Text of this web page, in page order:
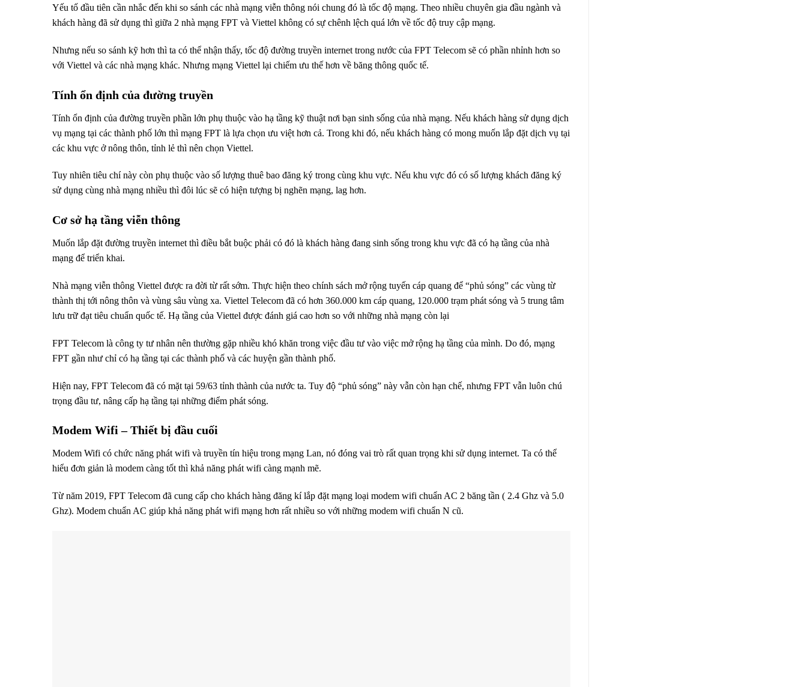
Yếu tố đầu tiên cần nhắc đến khi so sánh các nhà mạng viễn thông nói chung đó là tốc độ mạng. Theo nhiều chuyên gia đầu ngành và
khách hàng đã sử dụng thì giữa 2 nhà mạng FPT và Viettel không có sự chênh lệch quá lớn về tốc độ truy cập mạng.
Nhưng nếu so sánh kỹ hơn thì ta có thể nhận thấy, tốc độ đường truyền internet trong nước của FPT Telecom sẽ có phần nhỉnh hơn so
với Viettel và các nhà mạng khác. Nhưng mạng Viettel lại chiếm ưu thế hơn về băng thông quốc tế.
Tính ổn định của đường truyền
Tính ổn định của đường truyền phần lớn phụ thuộc vào hạ tầng kỹ thuật nơi bạn sinh sống của nhà mạng. Nếu khách hàng sử dụng dịch
vụ mạng tại các thành phố lớn thì mạng FPT là lựa chọn ưu việt hơn cả. Trong khi đó, nếu khách hàng có mong muốn lắp đặt dịch vụ tại
các khu vực ở nông thôn, tỉnh lẻ thì nên chọn Viettel.
Tuy nhiên tiêu chí này còn phụ thuộc vào số lượng thuê bao đăng ký trong cùng khu vực. Nếu khu vực đó có số lượng khách đăng ký
sử dụng cùng nhà mạng nhiều thì đôi lúc sẽ có hiện tượng bị nghẽn mạng, lag hơn.
Cơ sở hạ tầng viễn thông
Muốn lắp đặt đường truyền internet thì điều bắt buộc phải có đó là khách hàng đang sinh sống trong khu vực đã có hạ tầng của nhà
mạng để triển khai.
Nhà mạng viễn thông Viettel được ra đời từ rất sớm. Thực hiện theo chính sách mở rộng tuyến cáp quang để “phủ sóng” các vùng từ
thành thị tới nông thôn và vùng sâu vùng xa. Viettel Telecom đã có hơn 360.000 km cáp quang, 120.000 trạm phát sóng và 5 trung tâm
lưu trữ đạt tiêu chuẩn quốc tế. Hạ tầng của Viettel được đánh giá cao hơn so với những nhà mạng còn lại
FPT Telecom là công ty tư nhân nên thường gặp nhiều khó khăn trong việc đầu tư vào việc mở rộng hạ tầng của mình. Do đó, mạng
FPT gần như chỉ có hạ tầng tại các thành phố và các huyện gần thành phố.
Hiện nay, FPT Telecom đã có mặt tại 59/63 tỉnh thành của nước ta. Tuy độ “phủ sóng” này vẫn còn hạn chế, nhưng FPT vẫn luôn chú
trọng đầu tư, nâng cấp hạ tầng tại những điểm phát sóng.
Modem Wifi – Thiết bị đầu cuối
Modem Wifi có chức năng phát wifi và truyền tín hiệu trong mạng Lan, nó đóng vai trò rất quan trọng khi sử dụng internet. Ta có thể
hiểu đơn giản là modem càng tốt thì khả năng phát wifi càng mạnh mẽ.
Từ năm 2019, FPT Telecom đã cung cấp cho khách hàng đăng kí lắp đặt mạng loại modem wifi chuẩn AC 2 băng tần ( 2.4 Ghz và 5.0
Ghz). Modem chuẩn AC giúp khả năng phát wifi mạng hơn rất nhiều so với những modem wifi chuẩn N cũ.